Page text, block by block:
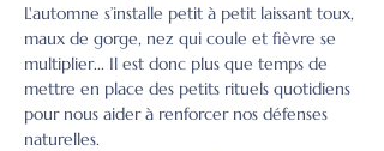
L'automne s’installe petit à petit laissant toux,
maux de gorge, nez qui coule et fièvre se
multiplier... Il est donc plus que temps de
mettre en place des petits rituels quotidiens
pour nous aider à renforcer nos défenses
naturelles.